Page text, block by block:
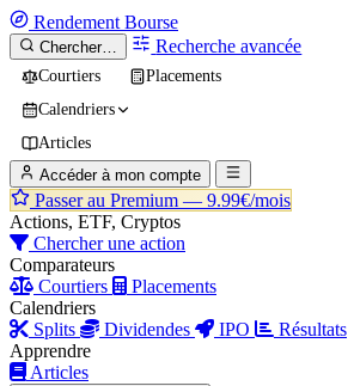
Rendement Bourse
Chercher… Recherche avancée
Courtiers
Placements
Calendriers
Articles
Accéder à mon compte
Passer au Premium — 9.99€/mois
Actions, ETF, Cryptos
Chercher une action
Comparateurs
Courtiers
Placements
Calendriers
Splits
Dividendes IPO
Résultats
Apprendre
Articles